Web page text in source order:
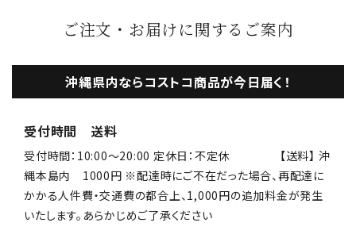
ご注文・お届けに関するご案内
沖縄県内ならコストコ商品が今日届く！
受付時間 送料
受付時間：10:00〜20:00 定休日：不定休 【送料】 沖
縄本島内 1000円 ※配達時にご不在だった場合、再配達に
かかる人件費・交通費の都合上、1,000円の追加料金が発生
いたします。あらかじめご了承ください